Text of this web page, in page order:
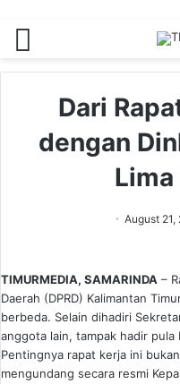
Dari
dengan
Lima
August 21,
TIMURMEDIA, SAMARINDA –
Daerah (DPRD) Kalimantan
berbeda. Selain dihadiri
anggota lain, tampak hadir pula
Pentingnya rapat kerja ini
mengundang secara resmi